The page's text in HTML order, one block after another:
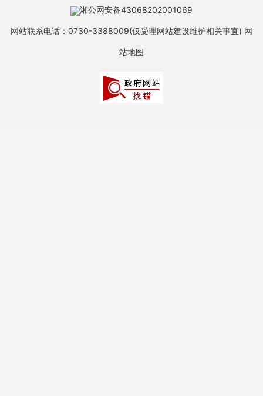
湘公网安备43068202001069
网站联系电话：0730-3388009(仅受理网站建设维护相关事宜) 网
站地图